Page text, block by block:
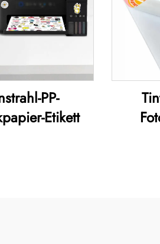
PP-
Etikett